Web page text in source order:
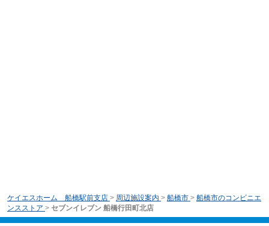
ケイエスホーム 船橋駅前支店 > 周辺施設案内 > 船橋市 > 船橋市のコンビニエ
ンスストア > セブンイレブン 船橋行田町北店